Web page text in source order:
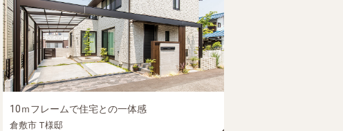
10ｍフレームで住宅との一体感
倉敷市 T様邸